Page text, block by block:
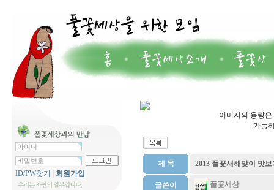
ID/PW찾기 회원가입
이미지의 용량은
가능
제 목 2013 풀꽃새해맞이 맛
글쓴이 풀꽃세상